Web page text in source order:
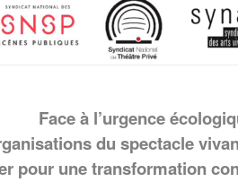
Face à l’urgence
du spectacle
pour une transformation